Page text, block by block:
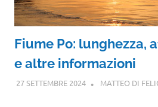
Fiume Po: lunghezza,
e altre informazioni
27 SETTEMBRE 2024 MATTEO DI